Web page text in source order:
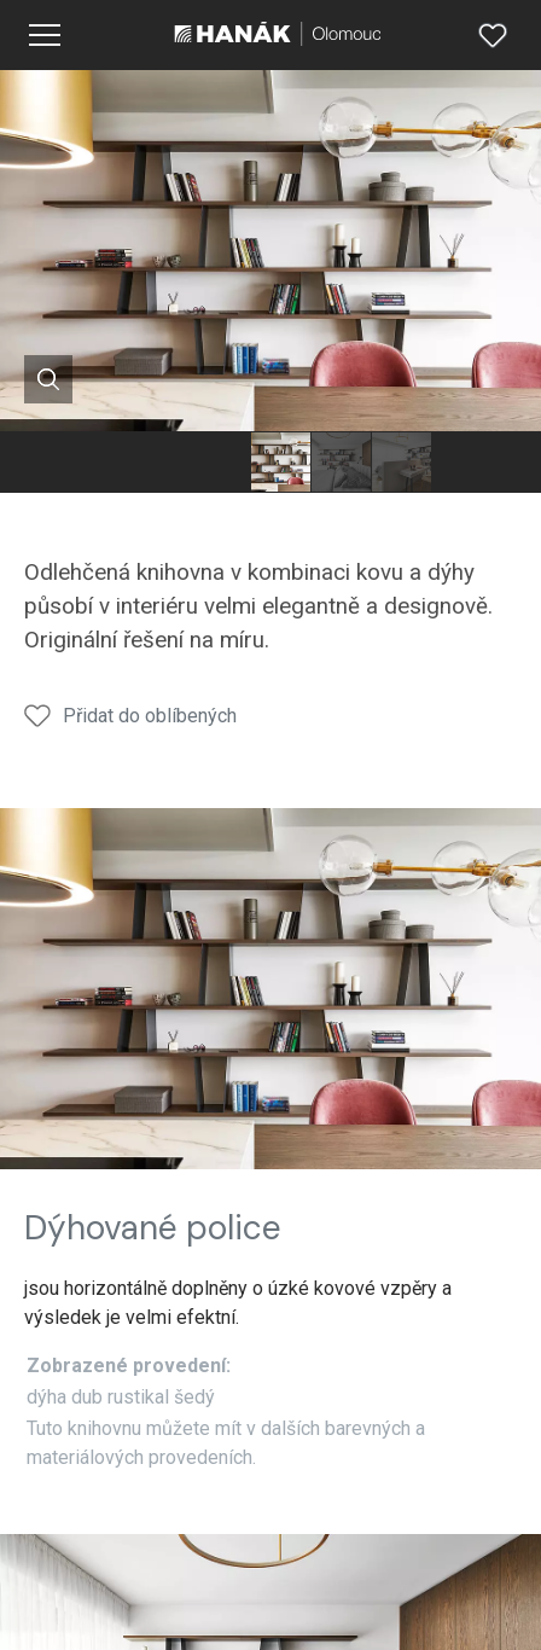
knihovnaknihovnaknihovna
Odlehčená knihovna v kombinaci kovu a dýhy
působí v interiéru velmi elegantně a designově.
Originální řešení na míru.
Přidat do oblíbených
Dýhované police
jsou horizontálně doplněny o úzké kovové vzpěry a
výsledek je velmi efektní.
Zobrazené provedení:
dýha dub rustikal šedý
Tuto knihovnu můžete mít v dalších barevných a
materiálových provedeních.